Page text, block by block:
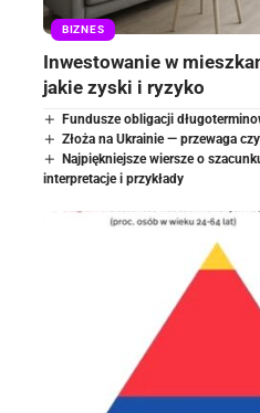
BIZNES
Inwestowanie w
jakie zyski i ryzyko
Fundusze obligacji
Złoża na Ukrainie — przewaga
Najpiękniejsze wiersze o
interpretacje i przykłady